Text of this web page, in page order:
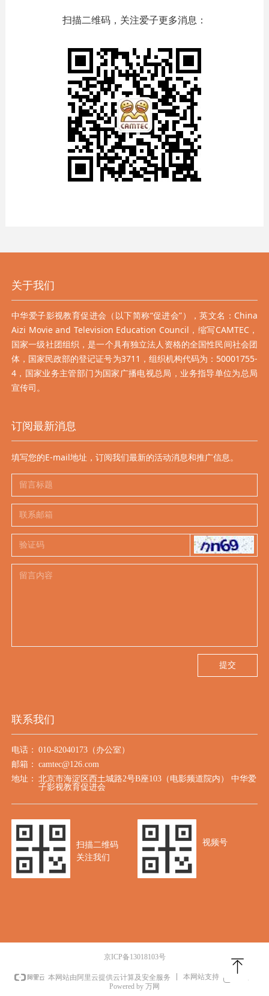
扫描二维码，关注爱子更多消息：
关于我们
中华爱子影视教育促进会（以下简称“促进会”），英文名：China
Aizi Movie and Television Education Council，缩写CAMTEC，
国家一级社团组织，是一个具有独立法人资格的全国性民间社会团
体，国家民政部的登记证号为3711，组织机构代码为：50001755-
4，国家业务主管部门为国家广播电视总局，业务指导单位为总局
宣传司。
订阅最新消息
填写您的E-mail地址，订阅我们最新的活动消息和推广信息。
提交
联系我们
电话： 010-82040173（办公室）
邮箱： camtec@126.com
地址： 北京市海淀区西土城路2号B座103（电影频道院内） 中华爱
子影视教育促进会
扫描二维码
关注我们
视频号
京ICP备13018103号
本网站由阿里云提供云计算及安全服务 本网站支持
IPv6
Powered by 万网
ꁸ